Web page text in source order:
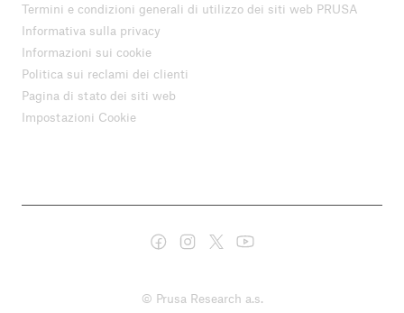
Termini e condizioni generali di utilizzo dei siti web PRUSA
Informativa sulla privacy
Informazioni sui cookie
Politica sui reclami dei clienti
Pagina di stato dei siti web
Impostazioni Cookie
© Prusa Research a.s.